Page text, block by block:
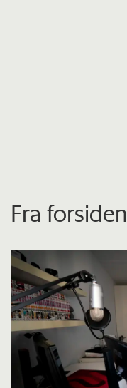
Fra forsiden